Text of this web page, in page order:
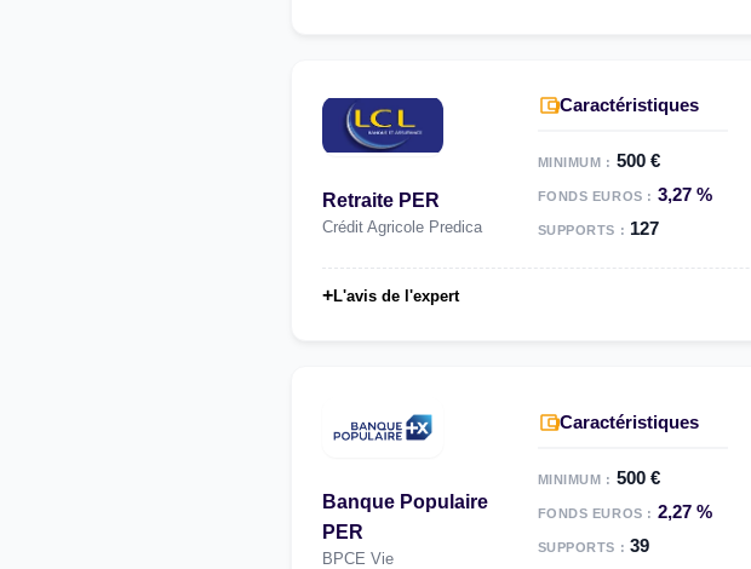
Retraite PER
Crédit Agricole Predica
Caractéristiques
MINIMUM : 500 €
FONDS EUROS : 3,27 %
SUPPORTS : 127
+L'avis de l'expert
Banque Populaire
PER
BPCE Vie
Caractéristiques
MINIMUM : 500 €
FONDS EUROS : 2,27 %
SUPPORTS : 39